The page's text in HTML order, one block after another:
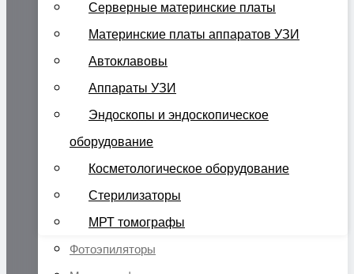
Серверные материнские платы
Материнские платы аппаратов УЗИ
Автоклавовы
Аппараты УЗИ
Эндоскопы и эндоскопическое
оборудование
Косметологическое оборудование
Стерилизаторы
МРТ томографы
Фотоэпиляторы